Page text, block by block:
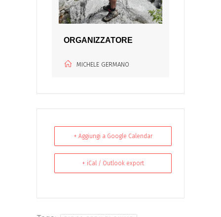
ORGANIZZATORE
MICHELE GERMANO
+ Aggiungi a Google Calendar
+ iCal / Outlook export